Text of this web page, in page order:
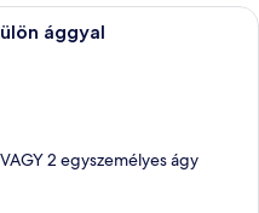
szállodai szoba, két ággyal,
ággyal
2 egyszemélyes ágy